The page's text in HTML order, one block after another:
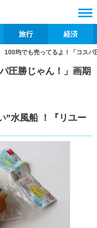
旅行 経済
100均でも売ってるよ！「コス
圧勝じゃん！」画期
”水風船 ！『リユー